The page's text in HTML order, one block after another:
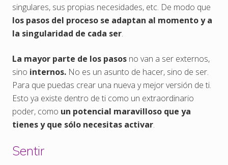
singulares, sus propias necesidades, etc. De modo que
los pasos del proceso se adaptan al momento y a
la singularidad de cada ser.
La mayor parte de los pasos no van a ser externos,
sino internos. No es un asunto de hacer, sino de ser.
Para que puedas crear una nueva y mejor versión de ti.
Esto ya existe dentro de ti como un extraordinario
poder, como un potencial maravilloso que ya
tienes y que sólo necesitas activar.
Sentir